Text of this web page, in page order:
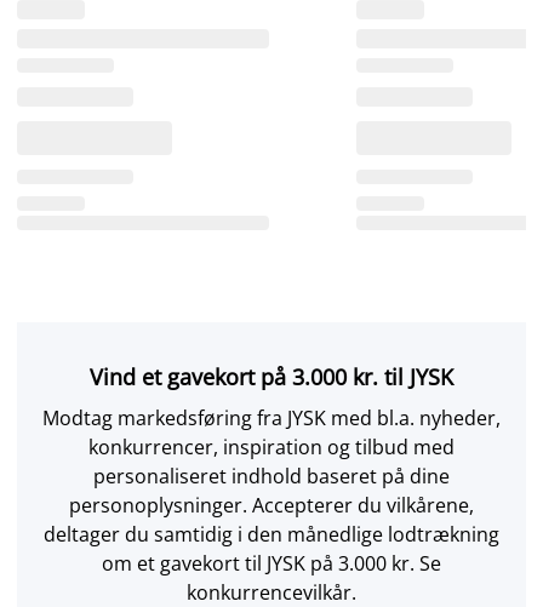
Vind et gavekort på 3.000 kr. til JYSK
Modtag markedsføring fra JYSK med bl.a. nyheder,
konkurrencer, inspiration og tilbud med
personaliseret indhold baseret på dine
personoplysninger. Accepterer du vilkårene,
deltager du samtidig i den månedlige lodtrækning
om et gavekort til JYSK på 3.000 kr. Se
konkurrencevilkår.